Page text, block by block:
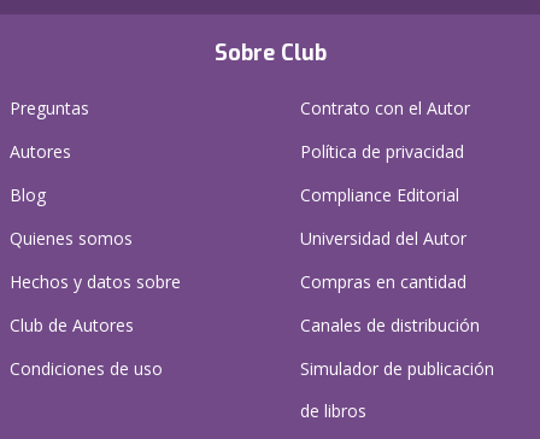
Sobre Club
Preguntas
Autores
Blog
Quienes somos
Hechos y datos sobre
Club de Autores
Condiciones de uso
Contrato con el Autor
Política de privacidad
Compliance Editorial
Universidad del Autor
Compras en cantidad
Canales de distribución
Simulador de publicación
de libros